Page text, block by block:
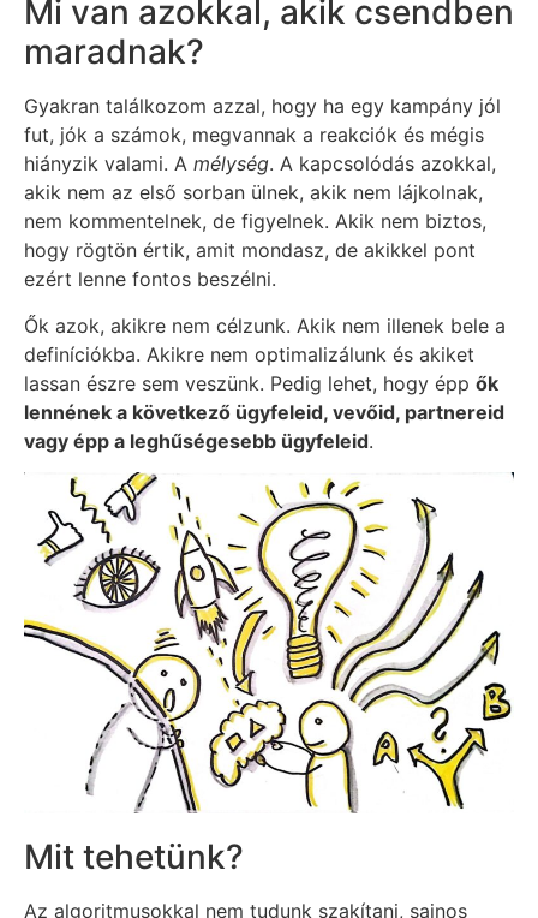
Mi van azokkal, akik csendben
maradnak?
Gyakran találkozom azzal, hogy ha egy kampány jól
fut, jók a számok, megvannak a reakciók és mégis
hiányzik valami. A mélység. A kapcsolódás azokkal,
akik nem az első sorban ülnek, akik nem lájkolnak,
nem kommentelnek, de figyelnek. Akik nem biztos,
hogy rögtön értik, amit mondasz, de akikkel pont
ezért lenne fontos beszélni.
Ők azok, akikre nem célzunk. Akik nem illenek bele a
definíciókba. Akikre nem optimalizálunk és akiket
lassan észre sem veszünk. Pedig lehet, hogy épp ők
lennének a következő ügyfeleid, vevőid, partnereid
vagy épp a leghűségesebb ügyfeleid.
Mit tehetünk?
Az algoritmusokkal nem tudunk szakítani, sajnos